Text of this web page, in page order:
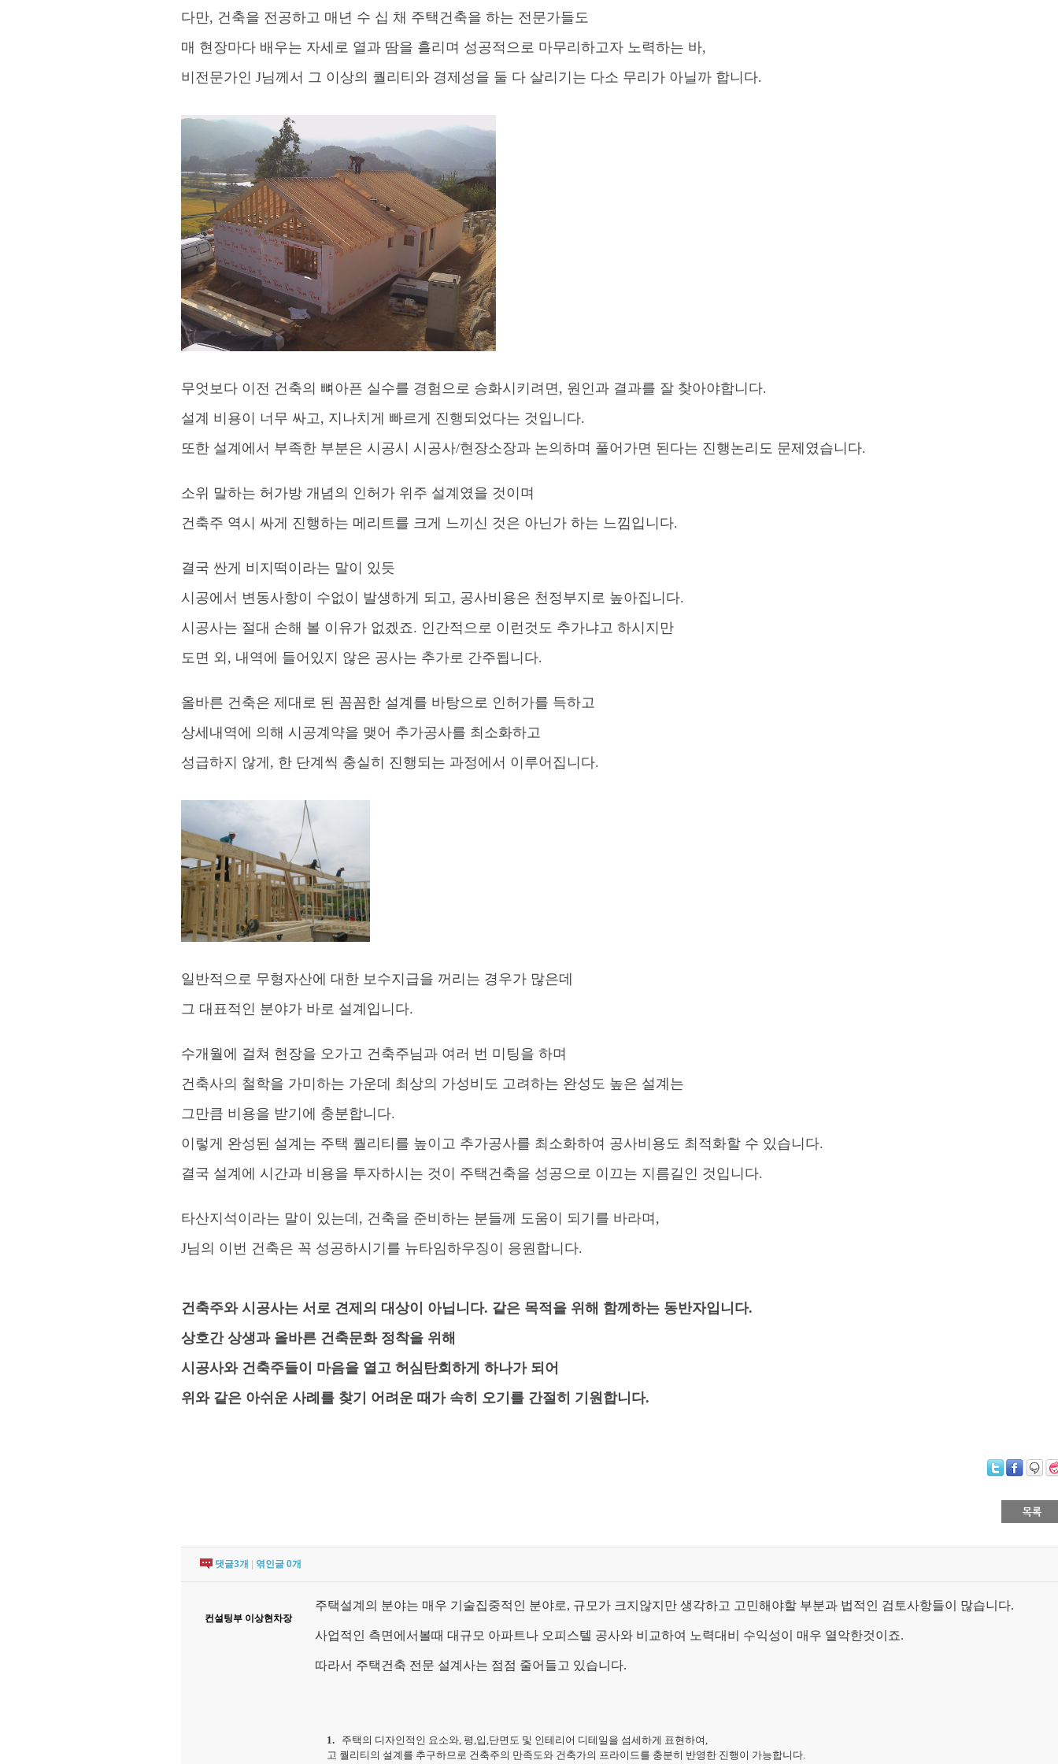
다만, 건축을 전공하고 매년 수 십 채 주택건축을 하는 전문가들도
매 현장마다 배우는 자세로 열과 땀을 흘리며 성공적으로 마무리하고자 노력하는 바,
비전문가인 J님께서 그 이상의 퀄리티와 경제성을 둘 다 살리기는 다소 무리가 아닐까 합니다.
무엇보다 이전 건축의 뼈아픈 실수를 경험으로 승화시키려면, 원인과 결과를 잘 찾아야합니다.
설계 비용이 너무 싸고, 지나치게 빠르게 진행되었다는 것입니다.
또한 설계에서 부족한 부분은 시공시 시공사/현장소장과 논의하며 풀어가면 된다는 진행논리도 문제였습니다.
소위 말하는 허가방 개념의 인허가 위주 설계였을 것이며
건축주 역시 싸게 진행하는 메리트를 크게 느끼신 것은 아닌가 하는 느낌입니다.
결국 싼게 비지떡이라는 말이 있듯
시공에서 변동사항이 수없이 발생하게 되고, 공사비용은 천정부지로 높아집니다.
시공사는 절대 손해 볼 이유가 없겠죠. 인간적으로 이런것도 추가냐고 하시지만
도면 외, 내역에 들어있지 않은 공사는 추가로 간주됩니다.
올바른 건축은 제대로 된 꼼꼼한 설계를 바탕으로 인허가를 득하고
상세내역에 의해 시공계약을 맺어 추가공사를 최소화하고
성급하지 않게, 한 단계씩 충실히 진행되는 과정에서 이루어집니다.
일반적으로 무형자산에 대한 보수지급을 꺼리는 경우가 많은데
그 대표적인 분야가 바로 설계입니다.
수개월에 걸쳐 현장을 오가고 건축주님과 여러 번 미팅을 하며
건축사의 철학을 가미하는 가운데 최상의 가성비도 고려하는 완성도 높은 설계는
그만큼 비용을 받기에 충분합니다.
이렇게 완성된 설계는 주택 퀄리티를 높이고 추가공사를 최소화하여 공사비용도 최적화할 수 있습니다.
결국 설계에 시간과 비용을 투자하시는 것이 주택건축을 성공으로 이끄는 지름길인 것입니다.
타산지석이라는 말이 있는데, 건축을 준비하는 분들께 도움이 되기를 바라며,
J님의 이번 건축은 꼭 성공하시기를 뉴타임하우징이 응원합니다.
건축주와 시공사는 서로 견제의 대상이 아닙니다. 같은 목적을 위해 함께하는 동반자입니다.
상호간 상생과 올바른 건축문화 정착을 위해
시공사와 건축주들이 마음을 열고 허심탄회하게 하나가 되어
위와 같은 아쉬운 사례를 찾기 어려운 때가 속히 오기를 간절히 기원합니다.
댓글3개 엮인글 0개